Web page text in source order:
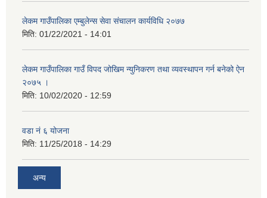
लेकम गाउँपालिका एम्बुलेन्स सेवा संचालन कार्यविधि २०७७
मिति: 01/22/2021 - 14:01
लेकम गाउँपालिका गाउँ विपद जोखिम न्युनिकरण तथा व्यवस्थापन गर्न बनेको ऐन
२०७५ ।
मिति: 10/02/2020 - 12:59
वडा नं ६ योजना
मिति: 11/25/2018 - 14:29
अन्य